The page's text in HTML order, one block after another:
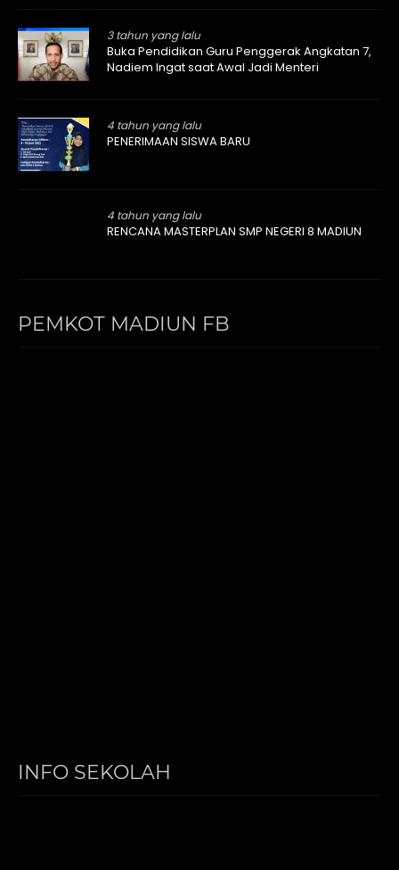
3 tahun yang lalu
Buka Pendidikan Guru Penggerak Angkatan 7,
Nadiem Ingat saat Awal Jadi Menteri
4 tahun yang lalu
PENERIMAAN SISWA BARU
4 tahun yang lalu
RENCANA MASTERPLAN SMP NEGERI 8 MADIUN
PEMKOT MADIUN FB
INFO SEKOLAH